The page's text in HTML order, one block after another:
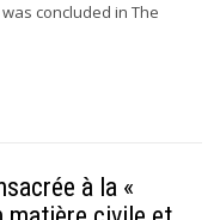
concluded in The
à la «